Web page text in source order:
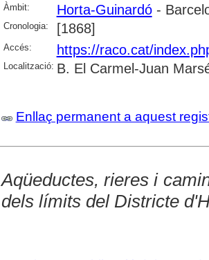
Àmbit: Horta-Guinardó-
Cronologia: [1868]
Accés: https://raco.cat/
Localització: B. El Carmel-Juan
Enllaç permanent a aquest
Aqüeductes, rieres i
dels límits del Districte